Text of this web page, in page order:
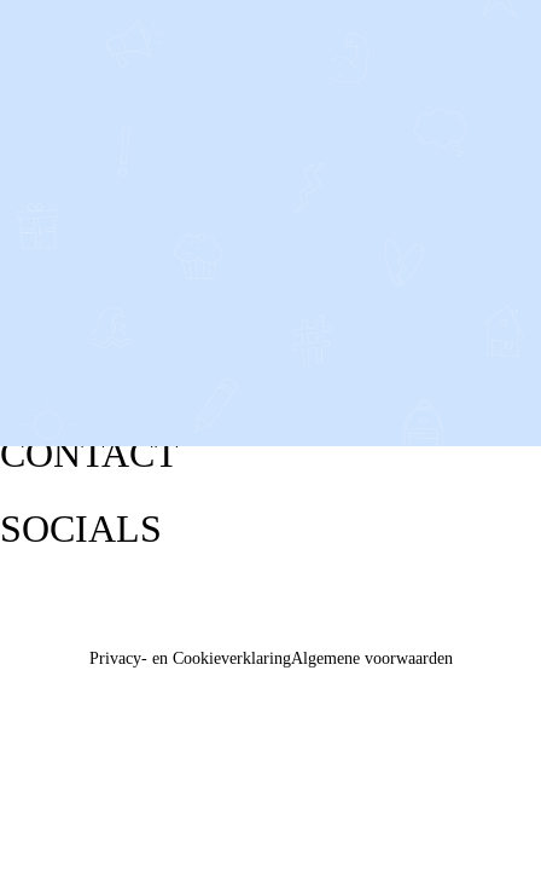
CONTACT
SOCIALS
Privacy- en CookieverklaringAlgemene voorwaarden